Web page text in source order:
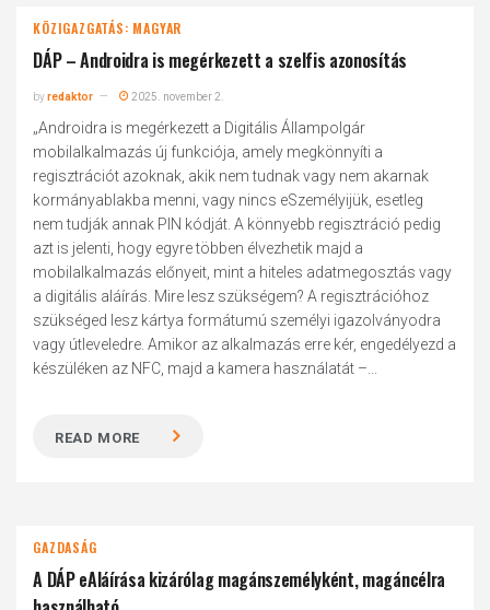
KÖZIGAZGATÁS: MAGYAR
DÁP – Androidra is megérkezett a szelfis azonosítás
byredaktor 2025. november 2.
„Androidra is megérkezett a Digitális Állampolgár
mobilalkalmazás új funkciója, amely megkönnyíti a
regisztrációt azoknak, akik nem tudnak vagy nem akarnak
kormányablakba menni, vagy nincs eSzemélyijük, esetleg
nem tudják annak PIN kódját. A könnyebb regisztráció pedig
azt is jelenti, hogy egyre többen élvezhetik majd a
mobilalkalmazás előnyeit, mint a hiteles adatmegosztás vagy
a digitális aláírás. Mire lesz szükségem? A regisztrációhoz
szükséged lesz kártya formátumú személyi igazolványodra
vagy útleveledre. Amikor az alkalmazás erre kér, engedélyezd a
készüléken az NFC, majd a kamera használatát –...
READ MORE
GAZDASÁG
A DÁP eAláírása kizárólag magánszemélyként, magáncélra